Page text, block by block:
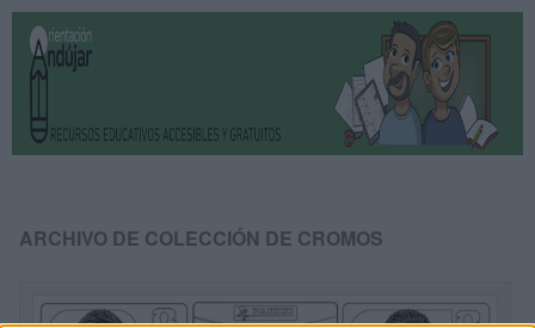
ARCHIVO DE COLECCIÓN DE CROMOS